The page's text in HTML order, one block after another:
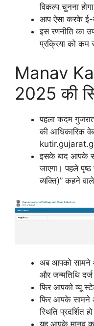
विकल्प चुनना
आप ऐसा करके ई-
इस रणनीति का
प्रक्रिया को
Manav
2025 की
पहला कदम
की आधिकारिक
इसके बाद आपके
जाएगा। पहले
व्यक्ति)” कहने
अब आपको सामने
और जन्मतिथि दर्ज
फिर आपको व्यू
फिर आपके सामने
स्थिति प्रदर्शित